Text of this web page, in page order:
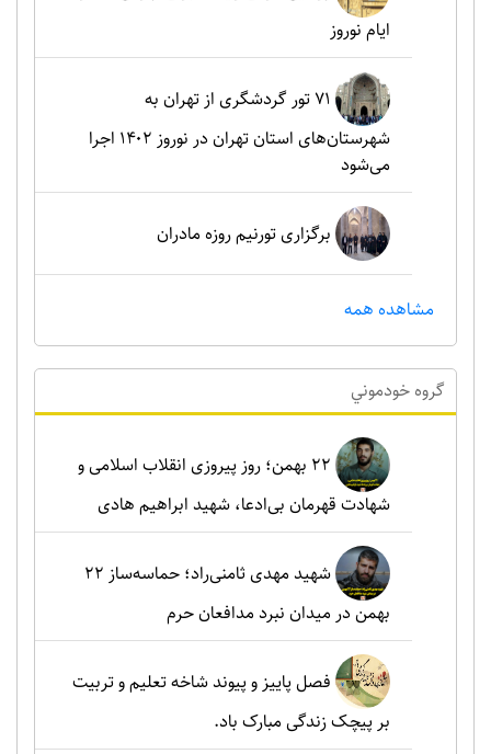
ایام نوروز
۷۱ تور گردشگری از تهران به
شهرستان‌های استان تهران در نوروز ۱۴۰۲ اجرا
می‌شود
برگزاری تورنیم روزه مادران
مشاهده همه
گروه خودموني
۲۲ بهمن؛ روز پیروزی انقلاب اسلامی و
شهادت قهرمان بی‌ادعا، شهید ابراهیم هادی
شهید مهدی ثامنی‌راد؛ حماسه‌ساز ۲۲
بهمن در میدان نبرد مدافعان حرم
فصل پاییز و پیوند شاخه تعلیم و تربیت
بر پیچک زندگی مبارک باد.